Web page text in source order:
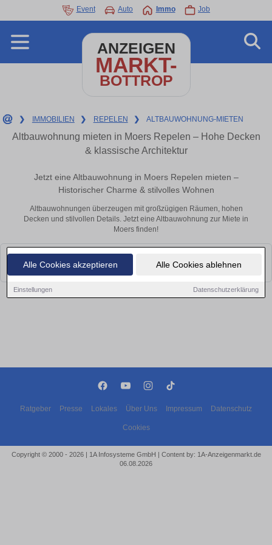
Alle Cookies akzeptieren Alle Cookies ablehnen
Einstellungen Datenschutzerklärung
Event Auto Immo Job
ANZEIGEN
MARKT-
BOTTROP
❯ IMMOBILIEN ❯ REPELEN ❯ ALTBAUWOHNUNG-MIETEN
Altbauwohnung mieten in Moers Repelen – Hohe Decken
& klassische Architektur
Jetzt eine Altbauwohnung in Moers Repelen mieten –
Historischer Charme & stilvolles Wohnen
Altbauwohnungen überzeugen mit großzügigen Räumen, hohen
Decken und stilvollen Details. Jetzt eine Altbauwohnung zur Miete in
Moers finden!
Leider konnten wir derzeit keine passenden Objekte finden. Schauen Sie
bald wieder vorbei!
Ratgeber Presse Lokales Über Uns Impressum Datenschutz
Cookies
Copyright © 2000 - 2026 | 1A Infosysteme GmbH | Content by: 1A-Anzeigenmarkt.de
06.08.2026